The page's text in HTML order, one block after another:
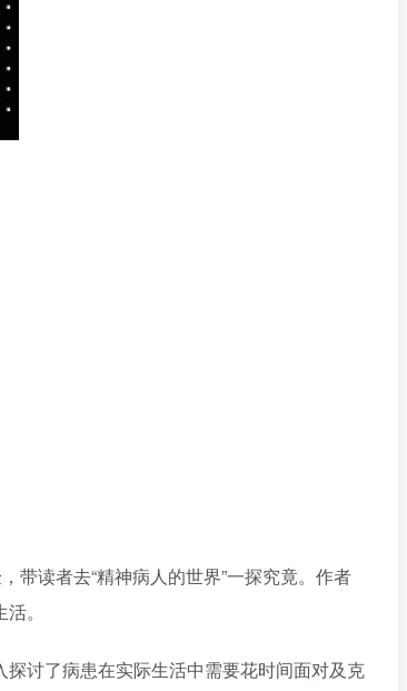
带读者去“精神病人的世界”一探究竟。作者
。
讨了病患在实际生活中需要花时间面对及克
交账号登录